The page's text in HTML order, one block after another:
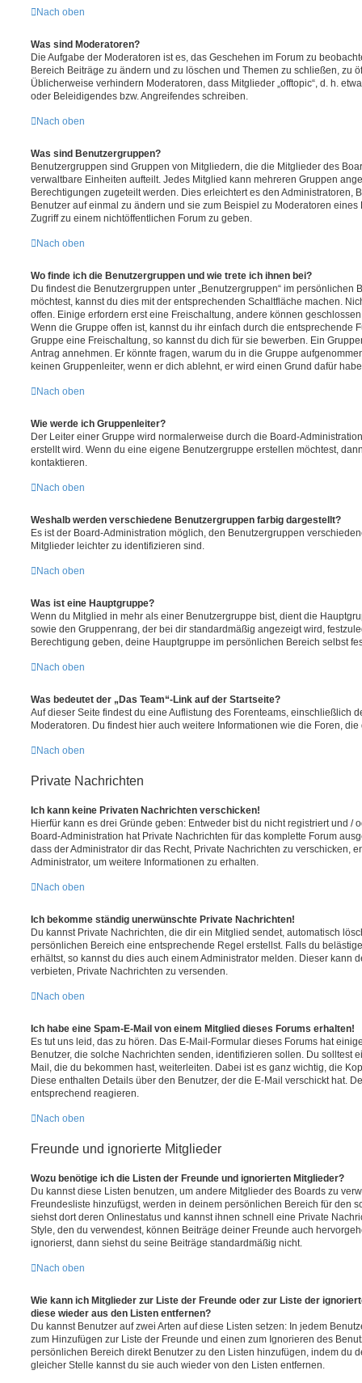
Nach oben
Was sind Moderatoren?
Die Aufgabe der Moderatoren ist es, das Geschehen im Forum zu
Bereich Beiträge zu ändern und zu löschen und Themen zu schließen, zu
Üblicherweise verhindern Moderatoren, dass Mitglieder „offtopic“, d. h.
oder Beleidigendes bzw. Angreifendes schreiben.
Nach oben
Was sind Benutzergruppen?
Benutzergruppen sind Gruppen von Mitgliedern, die die Mitglieder des
verwaltbare Einheiten aufteilt. Jedes Mitglied kann mehreren Gruppen
Berechtigungen zugeteilt werden. Dies erleichtert es den Administratoren,
Benutzer auf einmal zu ändern und sie zum Beispiel zu Moderatoren
Zugriff zu einem nichtöffentlichen Forum zu geben.
Nach oben
Wo finde ich die Benutzergruppen und wie trete ich ihnen bei?
Du findest die Benutzergruppen unter „Benutzergruppen“ im persönlichen
möchtest, kannst du dies mit der entsprechenden Schaltfläche machen.
offen. Einige erfordern erst eine Freischaltung, andere können
Wenn die Gruppe offen ist, kannst du ihr einfach durch die entsprechende
Gruppe eine Freischaltung, so kannst du dich für sie bewerben. Ein
Antrag annehmen. Er könnte fragen, warum du in die Gruppe
keinen Gruppenleiter, wenn er dich ablehnt, er wird einen Grund dafür
Nach oben
Wie werde ich Gruppenleiter?
Der Leiter einer Gruppe wird normalerweise durch die Board-
erstellt wird. Wenn du eine eigene Benutzergruppe erstellen möchtest,
kontaktieren.
Nach oben
Weshalb werden verschiedene Benutzergruppen farbig dargestellt?
Es ist der Board-Administration möglich, den Benutzergruppen
Mitglieder leichter zu identifizieren sind.
Nach oben
Was ist eine Hauptgruppe?
Wenn du Mitglied in mehr als einer Benutzergruppe bist, dient die
sowie den Gruppenrang, der bei dir standardmäßig angezeigt wird,
Berechtigung geben, deine Hauptgruppe im persönlichen Bereich selbst
Nach oben
Was bedeutet der „Das Team“-Link auf der Startseite?
Auf dieser Seite findest du eine Auflistung des Forenteams, einschließlich
Moderatoren. Du findest hier auch weitere Informationen wie die Foren,
Nach oben
Private Nachrichten
Ich kann keine Privaten Nachrichten verschicken!
Hierfür kann es drei Gründe geben: Entweder bist du nicht registriert und /
Board-Administration hat Private Nachrichten für das komplette Forum
dass der Administrator dir das Recht, Private Nachrichten zu verschicken,
Administrator, um weitere Informationen zu erhalten.
Nach oben
Ich bekomme ständig unerwünschte Private Nachrichten!
Du kannst Private Nachrichten, die dir ein Mitglied sendet, automatisch
persönlichen Bereich eine entsprechende Regel erstellst. Falls du
erhältst, so kannst du dies auch einem Administrator melden. Dieser kann
verbieten, Private Nachrichten zu versenden.
Nach oben
Ich habe eine Spam-E-Mail von einem Mitglied dieses Forums erhalten!
Es tut uns leid, das zu hören. Das E-Mail-Formular dieses Forums hat
Benutzer, die solche Nachrichten senden, identifizieren sollen. Du solltest
Mail, die du bekommen hast, weiterleiten. Dabei ist es ganz wichtig, die
Diese enthalten Details über den Benutzer, der die E-Mail verschickt hat.
entsprechend reagieren.
Nach oben
Freunde und ignorierte Mitglieder
Wozu benötige ich die Listen der Freunde und ignorierten Mitglieder?
Du kannst diese Listen benutzen, um andere Mitglieder des Boards zu
Freundesliste hinzufügst, werden in deinem persönlichen Bereich für den
siehst dort deren Onlinestatus und kannst ihnen schnell eine Private
Style, den du verwendest, können Beiträge deiner Freunde auch
ignorierst, dann siehst du seine Beiträge standardmäßig nicht.
Nach oben
Wie kann ich Mitglieder zur Liste der Freunde oder zur Liste der
diese wieder aus den Listen entfernen?
Du kannst Benutzer auf zwei Arten auf diese Listen setzen: In jedem
zum Hinzufügen zur Liste der Freunde und einen zum Ignorieren des
persönlichen Bereich direkt Benutzer zu den Listen hinzufügen, indem du
gleicher Stelle kannst du sie auch wieder von den Listen entfernen.